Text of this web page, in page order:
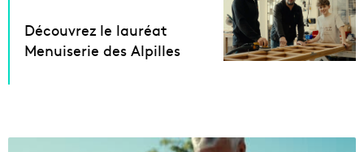
Découvrez le lauréat
Menuiserie des Alpilles